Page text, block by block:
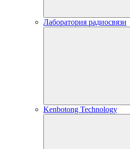
Лаборатория радиосвязи
Kenbotong Technology